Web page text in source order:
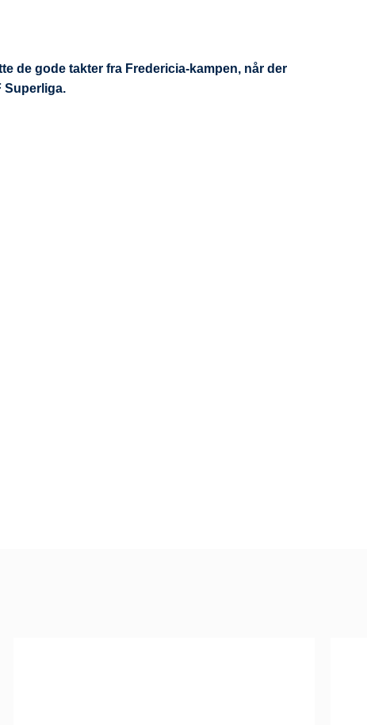
de gode takter fra Fredericia-kampen, når der
Superliga.